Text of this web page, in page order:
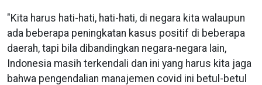
"Kita harus hati-hati, hati-hati, di negara kita walaupun
ada beberapa peningkatan kasus positif di beberapa
daerah, tapi bila dibandingkan negara-negara lain,
Indonesia masih terkendali dan ini yang harus kita jaga
bahwa pengendalian manajemen covid ini betul-betul